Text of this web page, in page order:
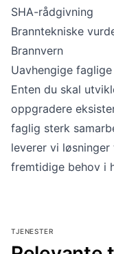
SHA-rådgivning
Branntekniske
Brannvern
Uavhengige
Enten du skal
oppgradere
faglig sterk
leverer vi
fremtidige behov i
TJENESTER